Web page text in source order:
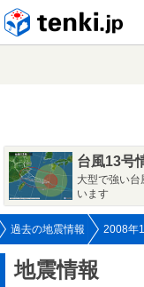
台風13号
大型で強い
います
過去の地震情報 2008年
地震情報